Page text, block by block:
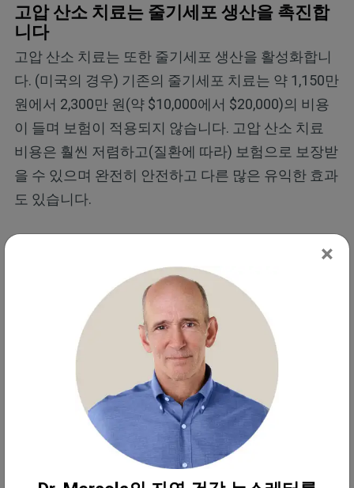
고압 산소 치료는 줄기세포 생산을 촉진합
니다
고압 산소 치료는 또한 줄기세포 생산을 활성화합니
다. (미국의 경우) 기존의 줄기세포 치료는 약 1,150만
원에서 2,300만 원(약 $10,000에서 $20,000)의 비용
이 들며 보험이 적용되지 않습니다. 고압 산소 치료
비용은 훨씬 저렴하고(질환에 따라) 보험으로 보장받
을 수 있으며 완전히 안전하고 다른 많은 유익한 효과
도 있습니다.
산소 치료를 하면 최종 결과를 크게 향상시킬 수 있습
니다. 고압 산소는 새로 주입된 줄기세포에 보다 도움
이 되도록 체내 환경을 최적화하는 데 도움이 됩니다.
소너스는 줄기세포 치료 전 10~20시간 동안 고압 산
소 치료를 하는 것을 제안합니다. 그때 신체가 줄기세
포의 상향 조절을 시작할 것이기 때문입니다. 자가 줄
기세포를 추출하는 경우 이제 훨씬 더 많은 양을 얻게
됩니다. 소너스는 줄기세포 주사 후에도 새로운 줄기
세포가 번성할 수 있도록 20~40시간 동안 고압 산소
×